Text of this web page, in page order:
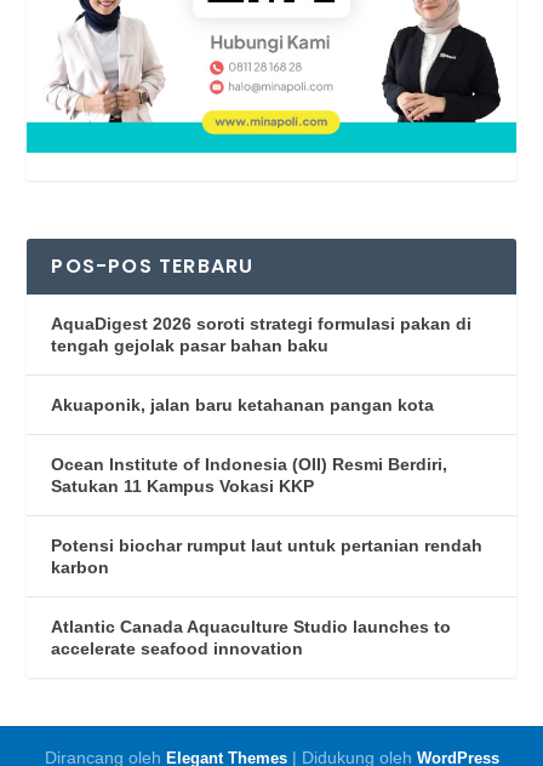
POS-POS TERBARU
AquaDigest 2026 soroti strategi formulasi pakan di
tengah gejolak pasar bahan baku
Akuaponik, jalan baru ketahanan pangan kota
Ocean Institute of Indonesia (OII) Resmi Berdiri,
Satukan 11 Kampus Vokasi KKP
Potensi biochar rumput laut untuk pertanian rendah
karbon
Atlantic Canada Aquaculture Studio launches to
accelerate seafood innovation
Dirancang oleh Elegant Themes| Didukung oleh WordPress